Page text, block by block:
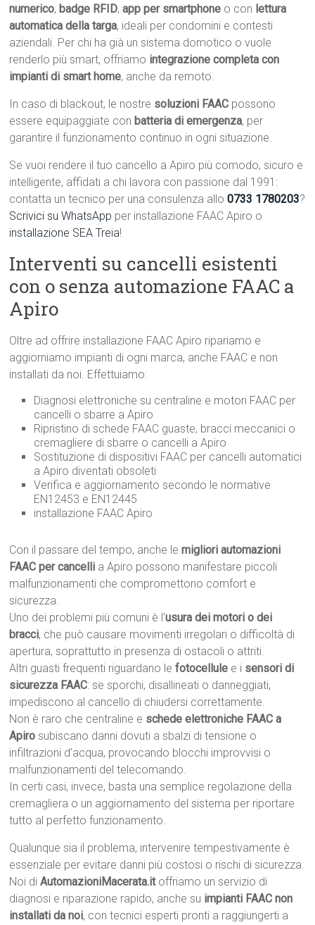
numerico, badge RFID,app per smartphone o con lettura
automatica della targa, ideali per condomini e contesti
aziendali. Per chi ha già un sistema domotico o vuole
renderlo più smart, offriamo integrazione completa con
impianti di smart home, anche da remoto.
In caso di blackout, le nostre soluzioni FAAC possono
essere equipaggiate con batteria di emergenza, per
garantire il funzionamento continuo in ogni situazione.
Se vuoi rendere il tuo cancello a Apiro più comodo, sicuro e
intelligente, affidati a chi lavora con passione dal 1991:
contatta un tecnico per una consulenza allo0733 1780203?
Scrivici su WhatsApp per installazione FAAC Apiro o
installazione SEA Treia!
Interventi su cancelli esistenti
con o senza automazione FAAC a
Apiro
Oltre ad offrire installazione FAAC Apiro ripariamo e
aggiorniamo impianti di ogni marca, anche FAAC e non
installati da noi. Effettuiamo:
Diagnosi elettroniche su centraline e motori FAAC per
cancelli o sbarre a Apiro
Ripristino di schede FAAC guaste, bracci meccanici o
cremagliere di sbarre o cancelli a Apiro
Sostituzione di dispositivi FAAC per cancelli automatici
a Apiro diventati obsoleti
Verifica e aggiornamento secondo le normative
EN12453 e EN12445
installazione FAAC Apiro
Con il passare del tempo, anche lemigliori automazioni
FAAC per cancelli a Apiro possono manifestare piccoli
malfunzionamenti che compromettono comfort e
sicurezza.
Uno dei problemi più comuni è l’usura dei motori o dei
bracci, che può causare movimenti irregolari o difficoltà di
apertura, soprattutto in presenza di ostacoli o attriti.
Altri guasti frequenti riguardano lefotocellule e i sensori di
sicurezza FAAC: se sporchi, disallineati o danneggiati,
impediscono al cancello di chiudersi correttamente.
Non è raro che centraline e schede elettroniche FAAC a
Apiro subiscano danni dovuti a sbalzi di tensione o
infiltrazioni d’acqua, provocando blocchi improvvisi o
malfunzionamenti del telecomando.
In certi casi, invece, basta una semplice regolazione della
cremagliera o un aggiornamento del sistema per riportare
tutto al perfetto funzionamento.
Qualunque sia il problema, intervenire tempestivamente è
essenziale per evitare danni più costosi o rischi di sicurezza.
Noi diAutomazioniMacerata.itoffriamo un servizio di
diagnosi e riparazione rapido, anche su impianti FAAC non
installati da noi, con tecnici esperti pronti a raggiungerti a